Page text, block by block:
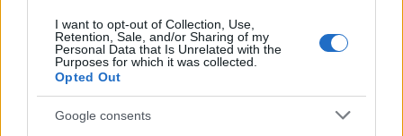
I want to opt-out of Collection, Use,
Retention, Sale, and/or Sharing of my
Personal Data that Is Unrelated with the
Purposes for which it was collected.
Opted Out
Google consents